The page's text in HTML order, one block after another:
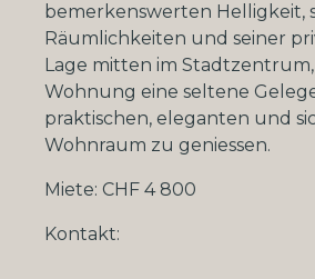
bemerkenswerten Helligkeit,
Räumlichkeiten und seiner
Lage mitten im
Wohnung eine seltene
praktischen, eleganten und
Wohnraum zu geniessen.
Miete: CHF 4 800
Kontakt: